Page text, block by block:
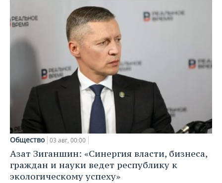
Общество 03 авг, 00:00
Азат Зиганшин: «Синергия власти, бизнеса,
граждан и науки ведет республику к
экологическому успеху»